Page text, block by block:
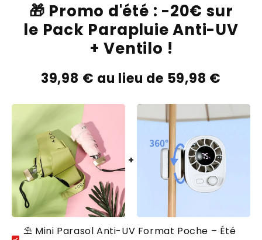
🎁 Promo d'été : -20€ sur
le Pack Parapluie Anti-UV
+ Ventilo !
39,98 € au lieu de 59,98 €
⛱️ Mini Parasol Anti-UV Format Poche – Été